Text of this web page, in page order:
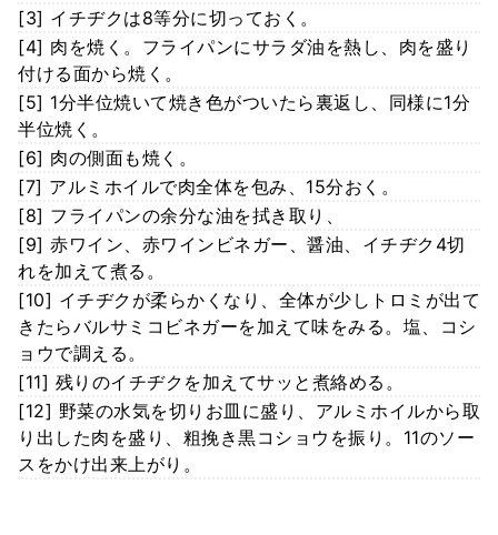
[3] イチヂクは8等分に切っておく。
[4] 肉を焼く。フライパンにサラダ油を熱し、肉を盛り
付ける面から焼く。
[5] 1分半位焼いて焼き色がついたら裏返し、同様に1分
半位焼く。
[6] 肉の側面も焼く。
[7] アルミホイルで肉全体を包み、15分おく。
[8] フライパンの余分な油を拭き取り、
[9] 赤ワイン、赤ワインビネガー、醤油、イチヂク4切
れを加えて煮る。
[10] イチヂクが柔らかくなり、全体が少しトロミが出て
きたらバルサミコビネガーを加えて味をみる。塩、コシ
ョウで調える。
[11] 残りのイチヂクを加えてサッと煮絡める。
[12] 野菜の水気を切りお皿に盛り、アルミホイルから取
り出した肉を盛り、粗挽き黒コショウを振り。11のソー
スをかけ出来上がり。